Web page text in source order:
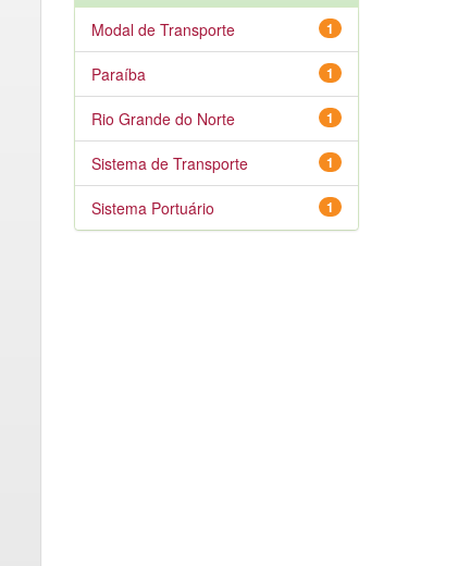
1
Modal de Transporte
1
Paraíba
1
Rio Grande do Norte
1
Sistema de Transporte
1
Sistema Portuário